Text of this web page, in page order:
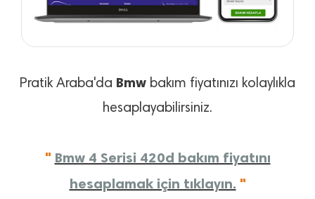
Pratik Araba'da Bmw bakım fiyatınızı kolaylıkla
hesaplayabilirsiniz.
" Bmw 4 Serisi 420d bakım fiyatını
hesaplamak için tıklayın. "